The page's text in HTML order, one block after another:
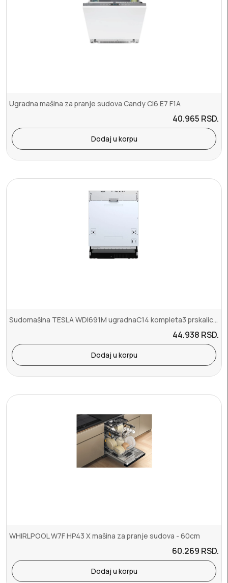
Ugradna mašina za pranje sudova Candy CI6 E7 F1A
40.965 RSD.
Dodaj u korpu
Sudomašina TESLA WDI691M ugradnaC14 kompleta3 prskalice59,8x55x81,5...
44.938 RSD.
Dodaj u korpu
WHIRLPOOL W7F HP43 X mašina za pranje sudova - 60cm
60.269 RSD.
Dodaj u korpu